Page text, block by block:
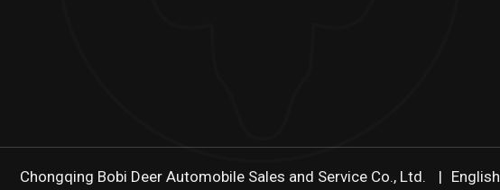
Chongqing Bobi Deer Automobile Sales and Service Co., Ltd. English